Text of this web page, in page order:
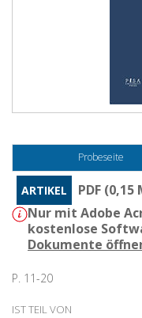
Probeseite
ARTIKEL
PDF (0,15
Nur mit Adobe
kostenlose
Dokumente
P. 11-20
IST TEIL VON